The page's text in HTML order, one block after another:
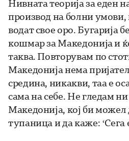
Нивната теорија за еден
производ на болни
водат свое оро. Бугарија
кошмар за Македонија и
таква. Повторувам по
Македонија нема
средина, никакви, таа е
сама на себе. Не гледам
Македонија, кој би можел
тупаница и да каже: ‘Сега